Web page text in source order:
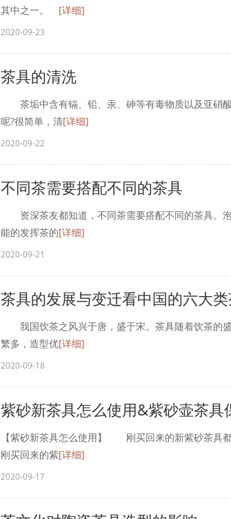
其中之一。 [详细]
2020-09-23
茶具的清洗
茶垢中含有镉、铅、汞、砷等有毒物质以及亚硝酸
呢?很简单，清[详细]
2020-09-22
不同茶需要搭配不同的茶具
资深茶友都知道，不同茶需要搭配不同的茶具。泡
能的发挥茶的[详细]
2020-09-21
茶具的发展与变迁看中国的六大
我国饮茶之风兴于唐，盛于宋。茶具随着饮茶的盛
繁多，造型优[详细]
2020-09-18
紫砂新茶具怎么使用&紫砂壶茶具
【紫砂新茶具怎么使用】 刚买回来的新紫砂茶具
刚买回来的紫[详细]
2020-09-17